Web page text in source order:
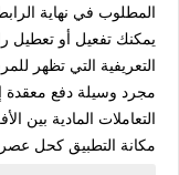
المطلوب في نهاية
يمكنك تفعيل أو
التعريفية التي تظهر
مجرد وسيلة دفع
التعاملات المادية بين
مكانة التطبيق كحل